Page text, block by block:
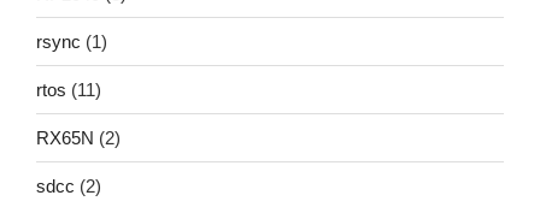
rsync (1)
rtos (11)
RX65N (2)
sdcc (2)